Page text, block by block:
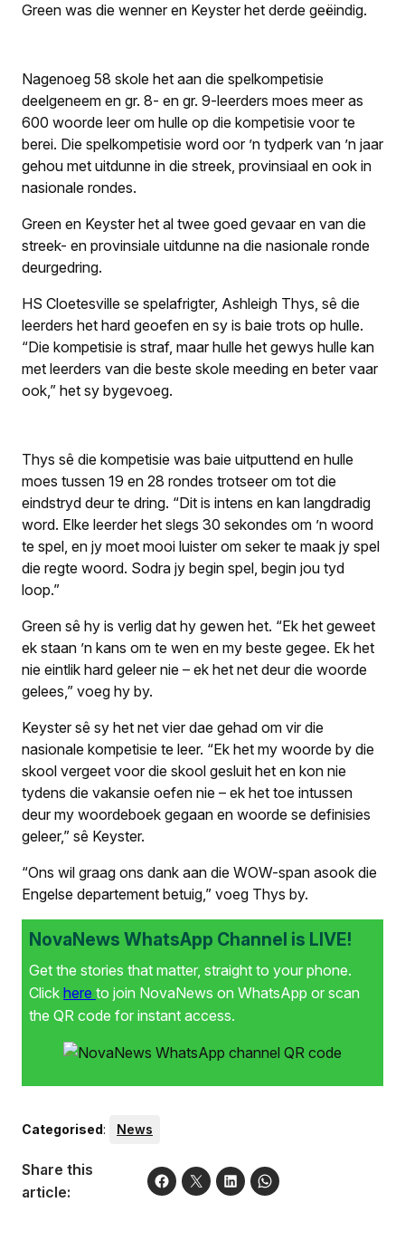
Green was die wenner en Keyster het derde geëindig.
Nagenoeg 58 skole het aan die spelkompetisie
deelgeneem en gr. 8- en gr. 9-leerders moes meer as
600 woorde leer om hulle op die kompetisie voor te
berei. Die spelkompetisie word oor ’n tydperk van ’n jaar
gehou met uitdunne in die streek, provinsiaal en ook in
nasionale rondes.
Green en Keyster het al twee goed gevaar en van die
streek- en provinsiale uitdunne na die nasionale ronde
deurgedring.
HS Cloetesville se spelafrigter, Ashleigh Thys, sê die
leerders het hard geoefen en sy is baie trots op hulle.
“Die kompetisie is straf, maar hulle het gewys hulle kan
met leerders van die beste skole meeding en beter vaar
ook,” het sy bygevoeg.
Thys sê die kompetisie was baie uitputtend en hulle
moes tussen 19 en 28 rondes trotseer om tot die
eindstryd deur te dring. “Dit is intens en kan langdradig
word. Elke leerder het slegs 30 sekondes om ’n woord
te spel, en jy moet mooi luister om seker te maak jy spel
die regte woord. Sodra jy begin spel, begin jou tyd
loop.”
Green sê hy is verlig dat hy gewen het. “Ek het geweet
ek staan ’n kans om te wen en my beste gegee. Ek het
nie eintlik hard geleer nie – ek het net deur die woorde
gelees,” voeg hy by.
Keyster sê sy het net vier dae gehad om vir die
nasionale kompetisie te leer. “Ek het my woorde by die
skool vergeet voor die skool gesluit het en kon nie
tydens die vakansie oefen nie – ek het toe intussen
deur my woordeboek gegaan en woorde se definisies
geleer,” sê Keyster.
“Ons wil graag ons dank aan die WOW-span asook die
Engelse departement betuig,” voeg Thys by.
NovaNews WhatsApp Channel is LIVE!
Get the stories that matter, straight to your phone.
Click here to join NovaNews on WhatsApp or scan
the QR code for instant access.
Categorised: News
Share this
article: